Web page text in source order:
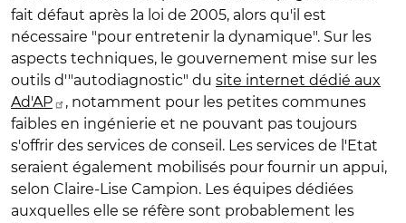
fait défaut après la loi de 2005, alors qu'il est
nécessaire "pour entretenir la dynamique". Sur les
aspects techniques, le gouvernement mise sur les
outils d'"autodiagnostic" du site internet dédié aux
Ad'AP
, notamment pour les petites communes
faibles en ingénierie et ne pouvant pas toujours
s'offrir des services de conseil. Les services de l'Etat
seraient également mobilisés pour fournir un appui,
selon Claire-Lise Campion. Les équipes dédiées
auxquelles elle se réfère sont probablement les